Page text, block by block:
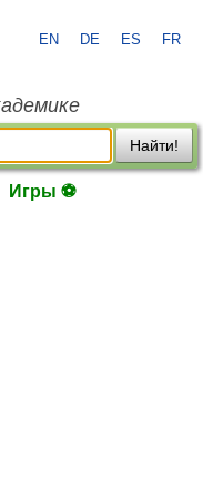
EN DE ES FR
Найти!
Игры ⚽